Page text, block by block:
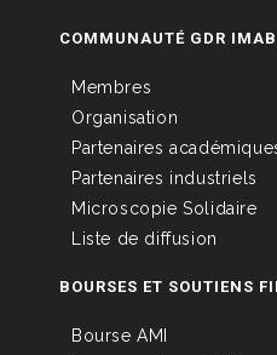
COMMUNAUTÉ GDR
Membres
Organisation
Partenaires
Partenaires industriels
Microscopie Solidaire
Liste de diffusion
BOURSES ET SOUTIENS
Bourse AMI